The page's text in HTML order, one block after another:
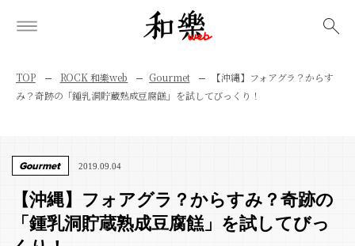
TOP ROCK 和樂web Gourmet
【沖縄】フォアグラ？からす
み？奇跡の「鍾乳洞貯蔵熟成豆腐餻」を試してびっくり！
Gourmet 2019.09.04
【沖縄】フォアグラ？からすみ？奇跡の
「鍾乳洞貯蔵熟成豆腐餻」を試してびっ